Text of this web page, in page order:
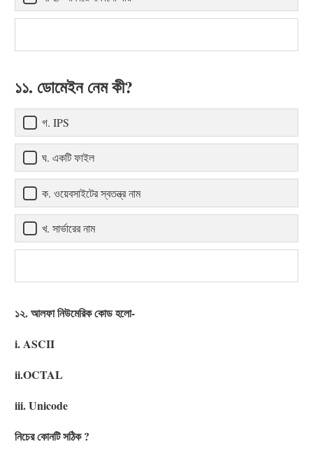
১১. ডোমেইন নেম কী?
গ. IPS
ঘ. একটি ফাইল
ক. ওয়েবসাইটের স্বতন্ত্র নাম
খ. সার্ভারের নাম
১২. আলফা নিউমেরিক কোড হলো-
i. ASCII
ii.OCTAL
iii. Unicode
নিচের কোনটি সঠিক ?